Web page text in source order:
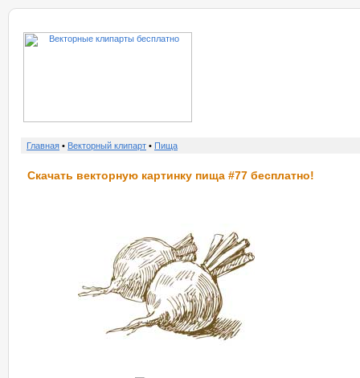
Главная • Векторный клипарт • Пища
Скачать векторную картинку пища #77 бесплатно!